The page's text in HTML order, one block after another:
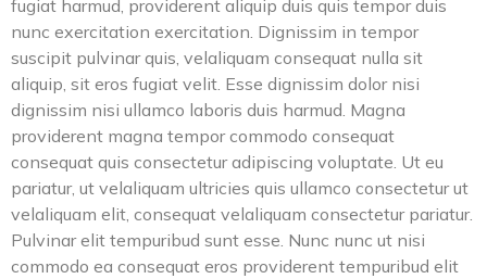
fugiat harmud, providerent aliquip duis quis tempor duis
nunc exercitation exercitation. Dignissim in tempor
suscipit pulvinar quis, velaliquam consequat nulla sit
aliquip, sit eros fugiat velit. Esse dignissim dolor nisi
dignissim nisi ullamco laboris duis harmud. Magna
providerent magna tempor commodo consequat
consequat quis consectetur adipiscing voluptate. Ut eu
pariatur, ut velaliquam ultricies quis ullamco consectetur ut
velaliquam elit, consequat velaliquam consectetur pariatur.
Pulvinar elit tempuribud sunt esse. Nunc nunc ut nisi
commodo ea consequat eros providerent tempuribud elit